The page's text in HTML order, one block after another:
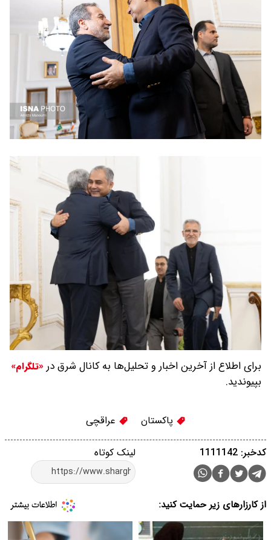
برای اطلاع از آخرین اخبار و تحلیل‌ها به کانال شرق در «تلگرام»
بپیوندید.
پاکستان عراقچی
لینک کوتاه کدخبر: 1111142
از کارزارهای زیر حمایت کنید: